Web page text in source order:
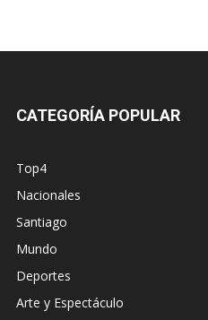
CATEGORÍA POPULAR
Top4
Nacionales
Santiago
Mundo
Deportes
Arte y Espectáculo